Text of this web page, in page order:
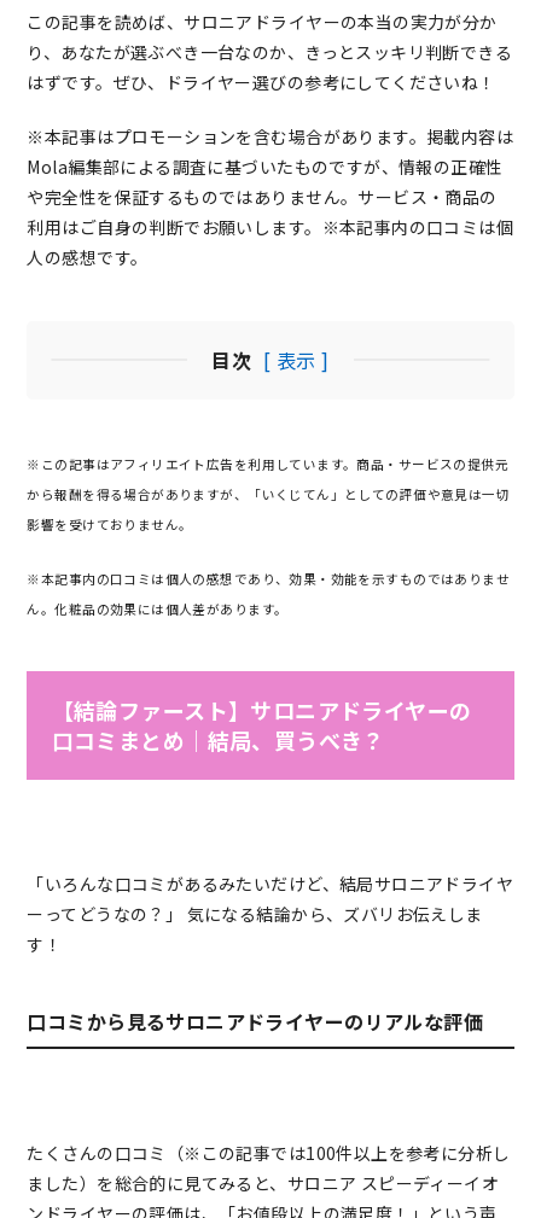
この記事を読めば、サロニアドライヤーの本当の実力が分か
り、あなたが選ぶべき一台なのか、きっとスッキリ判断できる
はずです。ぜひ、ドライヤー選びの参考にしてくださいね！
※本記事はプロモーションを含む場合があります。掲載内容は
Mola編集部による調査に基づいたものですが、情報の正確性
や完全性を保証するものではありません。サービス・商品の
利用はご自身の判断でお願いします。※本記事内の口コミは個
人の感想です。
目次 [ 表示 ]
※この記事はアフィリエイト広告を利用しています。商品・サービスの提供元
から報酬を得る場合がありますが、「いくじてん」としての評価や意見は一切
影響を受けておりません。
※本記事内の口コミは個人の感想であり、効果・効能を示すものではありませ
ん。化粧品の効果には個人差があります。
【結論ファースト】サロニアドライヤーの
口コミまとめ｜結局、買うべき？
「いろんな口コミがあるみたいだけど、結局サロニアドライヤ
ーってどうなの？」 気になる結論から、ズバリお伝えしま
す！
口コミから見るサロニアドライヤーのリアルな評価
たくさんの口コミ（※この記事では100件以上を参考に分析し
ました）を総合的に見てみると、サロニア スピーディーイオ